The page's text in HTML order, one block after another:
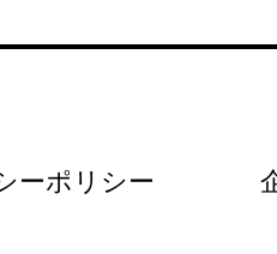
ーポリシー